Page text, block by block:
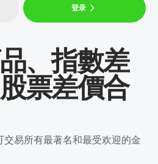
登录
、指數差
票差價合
易所有最著名和最受欢迎的金